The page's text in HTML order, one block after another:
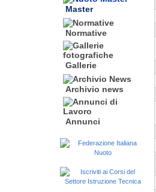
Master
Normative
Gallerie
Archivio news
Annunci